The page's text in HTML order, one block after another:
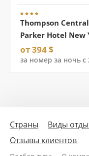
Thompson
Parker Hotel New
от 394 $
за номер за ночь с
Страны Виды
Отзывы клиентов